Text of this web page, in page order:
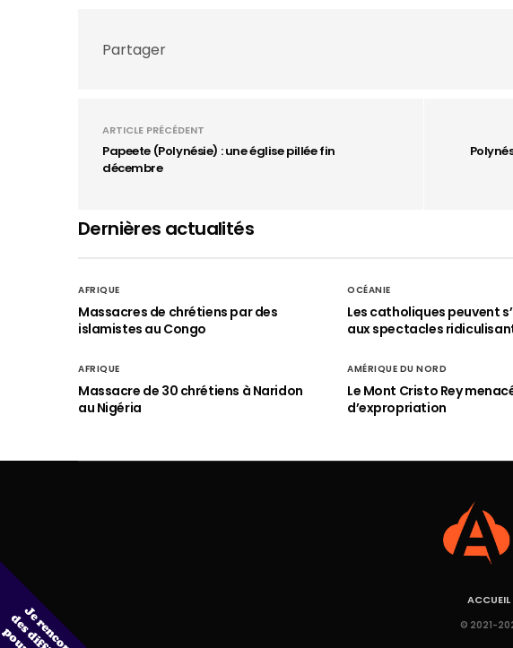
Partager
ARTICLE PRÉCÉDENT
Papeete (Polynésie) : une église pillée fin
décembre
Dernières actualités
AFRIQUE
Massacres de chrétiens par des
islamistes au Congo
OCÉANIE
Les catholiques peuvent
aux spectacles
AFRIQUE
Massacre de 30 chrétiens à Naridon
au Nigéria
AMÉRIQUE DU NORD
Le Mont Cristo Rey
d’expropriation
ACCUEIL
© 2021-